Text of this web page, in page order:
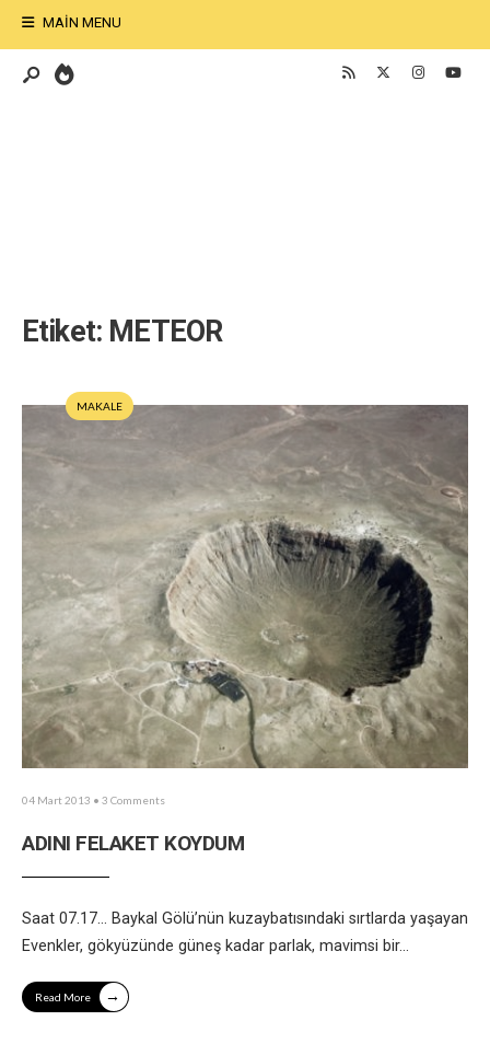
MAIN MENU
Etiket: METEOR
MAKALE
04 Mart 2013 • 3 Comments
ADINI FELAKET KOYDUM
Saat 07.17… Baykal Gölü’nün kuzaybatısındaki sırtlarda yaşayan
Evenkler, gökyüzünde güneş kadar parlak, mavimsi bir...
Read More →